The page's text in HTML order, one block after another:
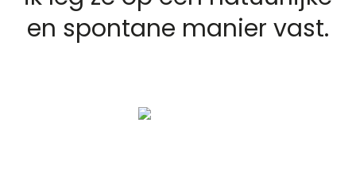
en spontane manier vast.